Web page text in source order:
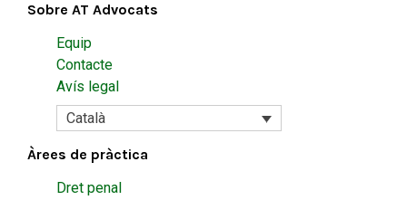
Sobre AT Advocats
Equip
Contacte
Avís legal
Català
Àrees de pràctica
Dret penal